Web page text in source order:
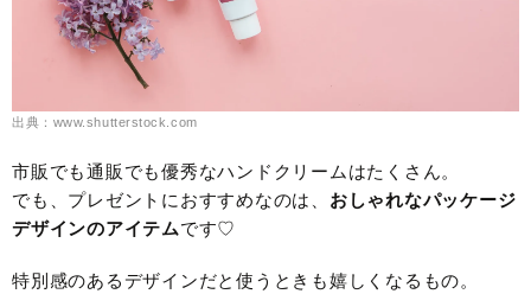
出典：www.shutterstock.com
市販でも通販でも優秀なハンドクリームはたくさん。
でも、プレゼントにおすすめなのは、 おしゃれなパッケージ
デザインのアイテムです♡
特別感のあるデザインだと使うときも嬉しくなるもの。